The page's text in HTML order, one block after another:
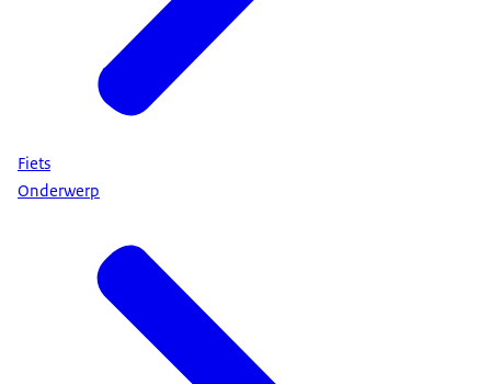
Fiets
Onderwerp